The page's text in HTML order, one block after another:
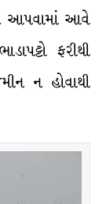
તે આપવામાં આવે
ફરીથી
ન હોવાથી